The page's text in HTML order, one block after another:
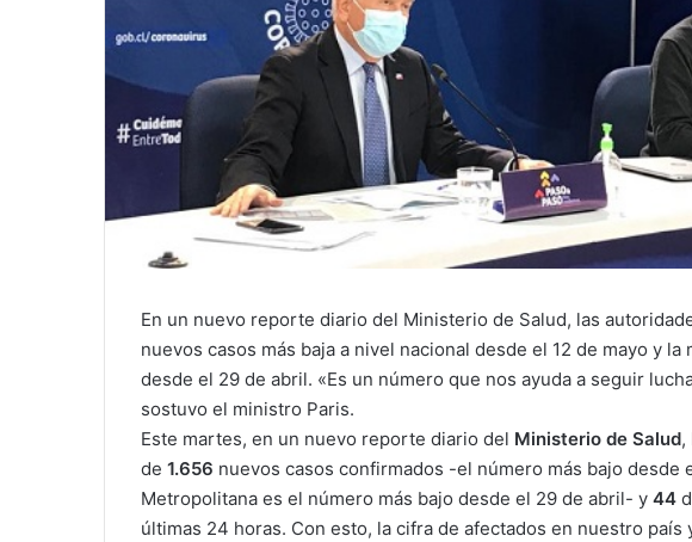
En un nuevo reporte diario del Ministerio de Salud, las
nuevos casos más baja a nivel nacional desde el 12 de mayo y
desde el 29 de abril. «Es un número que nos ayuda a seguir
sostuvo el ministro Paris.
Este martes, en un nuevo reporte diario del Ministerio de Salud,
de 1.656 nuevos casos confirmados -el número más bajo desde
Metropolitana es el número más bajo desde el 29 de abril- y 44
últimas 24 horas. Con esto, la cifra de afectados en nuestro país